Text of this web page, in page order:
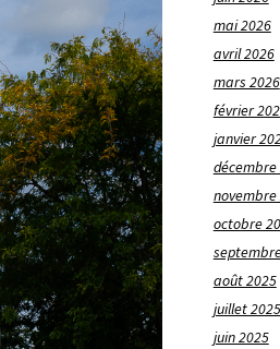
mai 2026
avril 2026
mars 2026
février
janvier
décembre
novembre
octobre
août 2025
juillet 2025
juin 2025